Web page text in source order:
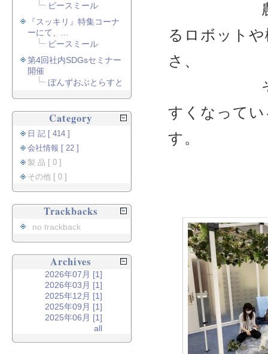
農業の新
るロボット
さ、
そして、
すくなって
す。
ピースミール
『スッキリ』特集コーナ
ーにて、...
ピースミール
第4回社内SDGsセミナー
開催
ぼんずおぶとらすと
Category
日 記 [ 414 ]
会社情報 [ 22 ]
製 品 [ 0 ]
その他 [ 0 ]
Trackbacks
no trackback
Archives
2026年07月 [1]
2026年03月 [1]
2025年12月 [1]
2025年09月 [1]
2025年06月 [1]
all